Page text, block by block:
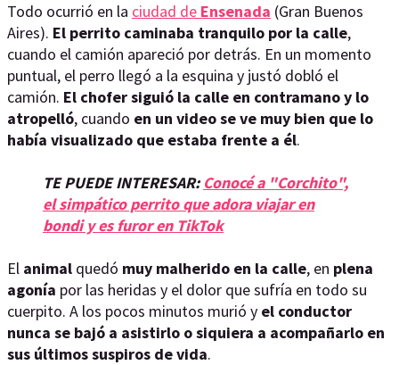
Todo ocurrió en la ciudad de Ensenada (Gran Buenos
Aires). El perrito caminaba tranquilo por la calle,
cuando el camión apareció por detrás. En un momento
puntual, el perro llegó a la esquina y justó dobló el
camión. El chofer siguió la calle en contramano y lo
atropelló, cuando en un video se ve muy bien que lo
había visualizado que estaba frente a él.
TE PUEDE INTERESAR:Conocé a "Corchito",
el simpático perrito que adora viajar en
bondi y es furor en TikTok
El animal quedó muy malherido en la calle, en plena
agonía por las heridas y el dolor que sufría en todo su
cuerpito. A los pocos minutos murió y el conductor
nunca se bajó a asistirlo o siquiera a acompañarlo en
sus últimos suspiros de vida.